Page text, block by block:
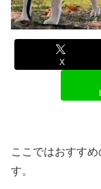
X
ここではおすす
す。